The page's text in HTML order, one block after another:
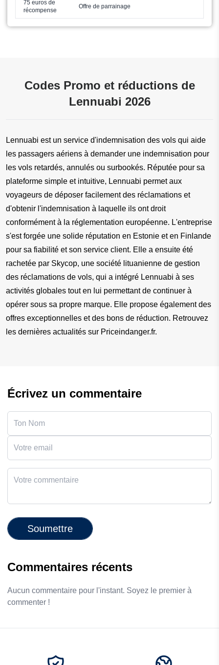
75 euros de
récompense
Offre de parrainage
Codes Promo et réductions de
Lennuabi 2026
Lennuabi est un service d'indemnisation des vols qui aide
les passagers aériens à demander une indemnisation pour
les vols retardés, annulés ou surbookés. Réputée pour sa
plateforme simple et intuitive, Lennuabi permet aux
voyageurs de déposer facilement des réclamations et
d'obtenir l'indemnisation à laquelle ils ont droit
conformément à la réglementation européenne. L'entreprise
s'est forgée une solide réputation en Estonie et en Finlande
pour sa fiabilité et son service client. Elle a ensuite été
rachetée par Skycop, une société lituanienne de gestion
des réclamations de vols, qui a intégré Lennuabi à ses
activités globales tout en lui permettant de continuer à
opérer sous sa propre marque. Elle propose également des
offres exceptionnelles et des bons de réduction. Retrouvez
les dernières actualités sur Priceindanger.fr.
Écrivez un commentaire
Soumettre
Commentaires récents
Aucun commentaire pour l'instant. Soyez le premier à
commenter !